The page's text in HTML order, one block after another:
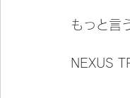
もっと言
NEXUS